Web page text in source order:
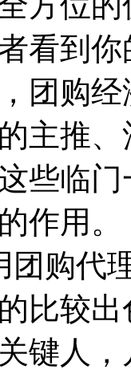
看到
团购
主推
些临
作用。
购代
较出
键人